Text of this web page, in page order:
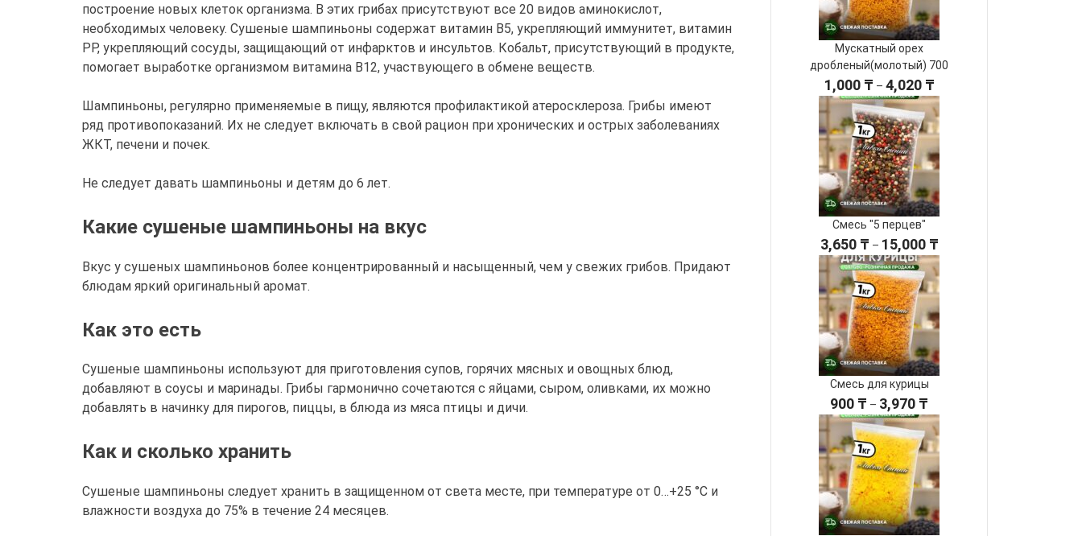
построение новых клеток организма. В этих грибах присутствуют все 20 видов аминокислот,
необходимых человеку. Сушеные шампиньоны содержат витамин В5, укрепляющий иммунитет, витамин
РР, укрепляющий сосуды, защищающий от инфарктов и инсультов. Кобальт, присутствующий в продукте,
помогает выработке организмом витамина В12, участвующего в обмене веществ.
Шампиньоны, регулярно применяемые в пищу, являются профилактикой атеросклероза. Грибы имеют
ряд противопоказаний. Их не следует включать в свой рацион при хронических и острых заболеваниях
ЖКТ, печени и почек.
Не следует давать шампиньоны и детям до 6 лет.
Какие сушеные шампиньоны на вкус
Вкус у сушеных шампиньонов более концентрированный и насыщенный, чем у свежих грибов. Придают
блюдам яркий оригинальный аромат.
Как это есть
Сушеные шампиньоны используют для приготовления супов, горячих мясных и овощных блюд,
добавляют в соусы и маринады. Грибы гармонично сочетаются с яйцами, сыром, оливками, их можно
добавлять в начинку для пирогов, пиццы, в блюда из мяса птицы и дичи.
Как и сколько хранить
Сушеные шампиньоны следует хранить в защищенном от света месте, при температуре от 0…+25 °C и
влажности воздуха до 75% в течение 24 месяцев.
Мускатный орех
дробленый(молотый) 700
1,000 ₸ – 4,020 ₸Диапазон
цен:
1,000 ₸
–
4,020 ₸
Смесь "5 перцев"
3,650 ₸ – 15,000 ₸Диапазон
цен:
3,650 ₸
–
15,000 ₸
Смесь для курицы
900 ₸ – 3,970 ₸
цен:
900 ₸
–
3,970 ₸